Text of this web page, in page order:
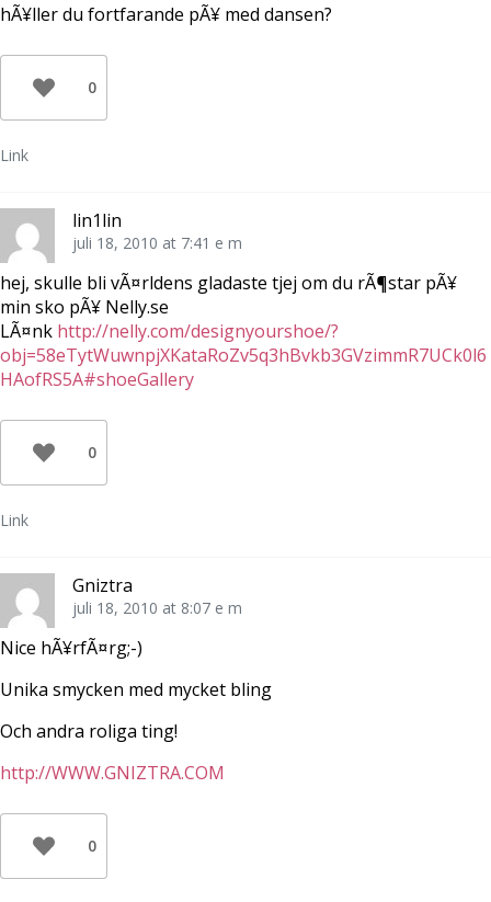
hÃ¥ller du fortfarande pÃ¥ med dansen?
0
Link
lin1lin
juli 18, 2010 at 7:41 e m
hej, skulle bli vÃ¤rldens gladaste tjej om du rÃ¶star pÃ¥
min sko pÃ¥ Nelly.se
LÃ¤nk http://nelly.com/designyourshoe/?
obj=58eTytWuwnpjXKataRoZv5q3hBvkb3GVzimmR7UCk0l6
HAofRS5A#shoeGallery
0
Link
Gniztra
juli 18, 2010 at 8:07 e m
Nice hÃ¥rfÃ¤rg;-)
Unika smycken med mycket bling
Och andra roliga ting!
http://WWW.GNIZTRA.COM
0